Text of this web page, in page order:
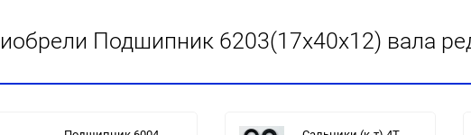
Подшипник 6203(17x40x12) вала